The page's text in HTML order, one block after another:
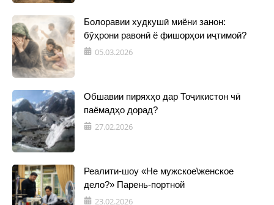
Болоравии худкушӣ миёни занон:
бӯҳрони равонӣ ё фишорҳои иҷтимоӣ?
05.03.2026
Обшавии пиряхҳо дар Тоҷикистон чӣ
паёмадҳо дорад?
27.02.2026
Реалити-шоу «Не мужское\женское
дело?» Парень-портной
23.02.2026